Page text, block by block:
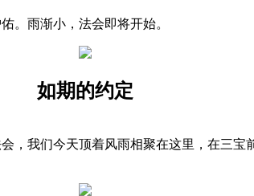
雨渐小，法会即将开始。
如期的约定
我们今天顶着风雨相聚在这里，在三宝